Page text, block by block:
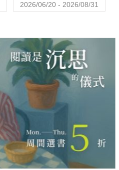
2026/06/20 - 2026/08/31